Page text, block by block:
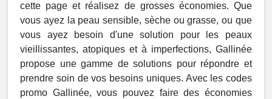
cette page et réalisez de grosses économies. Que
vous ayez la peau sensible, sèche ou grasse, ou que
vous ayez besoin d'une solution pour les peaux
vieillissantes, atopiques et à imperfections, Gallinée
propose une gamme de solutions pour répondre et
prendre soin de vos besoins uniques. Avec les codes
promo Gallinée, vous pouvez faire des économies